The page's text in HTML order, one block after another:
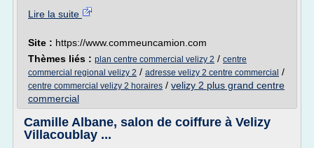
Lire la suite
Site : https://www.commeuncamion.com
Thèmes liés : plan centre commercial velizy 2 / centre
commercial regional velizy 2 / adresse velizy 2 centre commercial /
centre commercial velizy 2 horaires / velizy 2 plus grand centre
commercial
Camille Albane, salon de coiffure à Velizy
Villacoublay ...